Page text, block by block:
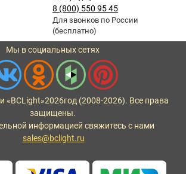
8 (800) 550 95 45
Для звонков по России
(бесплатно)
Мы в социальных сетях
«BCLight»2026год (2008-2026). Все права
защищены.
информацией свяжитесь с нами
sales@bclight.ru